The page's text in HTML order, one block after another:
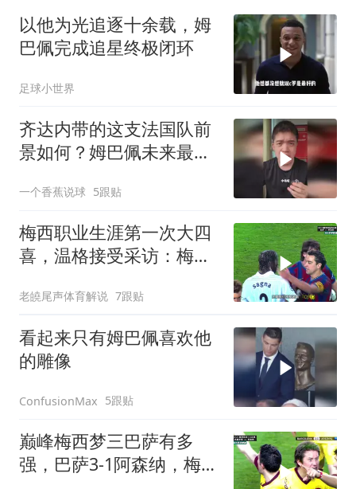
以他为光追逐十余载，姆
巴佩完成追星终极闭环
足球小世界
齐达内带的这支法国队前
景如何？姆巴佩未来最大
一个香蕉说球 5跟贴
梅西职业生涯第一次大四
喜，温格接受采访：梅西
员
老皢尾声体育解说 7跟贴
看起来只有姆巴佩喜欢他
的雕像
ConfusionMax 5跟贴
巅峰梅西梦三巴萨有多
强，巴萨3-1阿森纳，梅西